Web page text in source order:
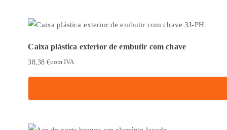
Caixa plástica exterior de embutir com chave
38,38€com IVA